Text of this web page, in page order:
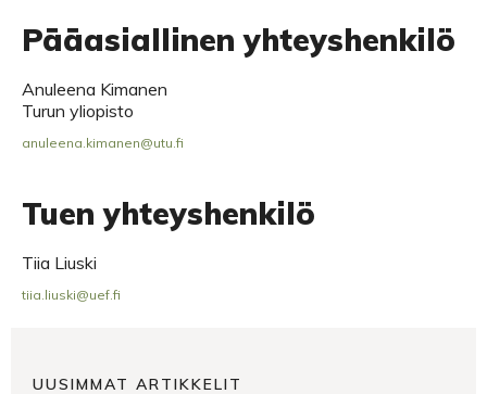
Pääasiallinen yhteyshenkilö
Anuleena Kimanen
Turun yliopisto
anuleena.kimanen@utu.fi
Tuen yhteyshenkilö
Tiia Liuski
tiia.liuski@uef.fi
UUSIMMAT ARTIKKELIT